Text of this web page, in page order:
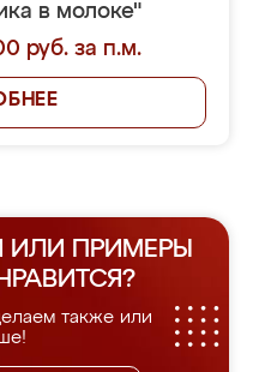
в молоке"
руб. за п.м.
ИЛИ ПРИМЕРЫ
также или